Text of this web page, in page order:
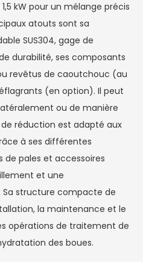
kW pour un mélange précis
atouts sont sa
SUS304, gage de
durabilité, ses composants
revêtus de caoutchouc (au
(en option). Il peut
ou de manière
réduction est adapté aux
à ses différentes
de pales et accessoires
et une
structure compacte de
la maintenance et le
opérations de traitement de
des boues.